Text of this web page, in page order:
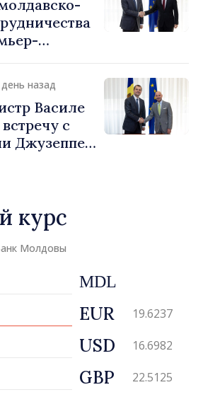
в
назад
Василе
с
Джузеппе
курс
Молдовы
MDL
EUR 19.6237
USD 16.6982
GBP 22.5125